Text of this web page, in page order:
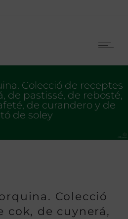
Colecció de receptes
de pastissé, de rebosté,
de curandero y de
de soley
Colecció
cok, de cuynerá,